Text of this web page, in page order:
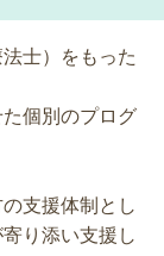
士）をもった
個別のプログ
支援体制とし
り添い支援し